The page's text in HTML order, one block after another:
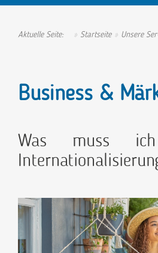
Aktuelle Seite: Startseite Unsere
Business &
Was muss